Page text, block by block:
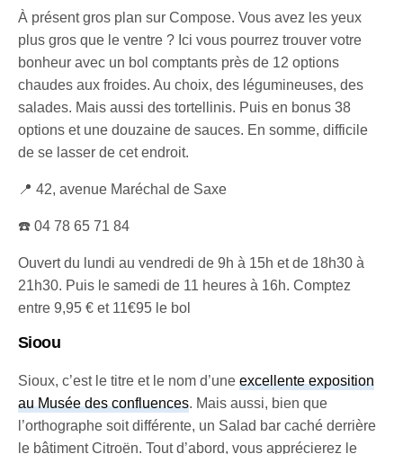
À présent gros plan sur Compose. Vous avez les yeux
plus gros que le ventre ? Ici vous pourrez trouver votre
bonheur avec un bol comptants près de 12 options
chaudes aux froides. Au choix, des légumineuses, des
salades. Mais aussi des tortellinis. Puis en bonus 38
options et une douzaine de sauces. En somme, difficile
de se lasser de cet endroit.
📍 42, avenue Maréchal de Saxe
☎️ 04 78 65 71 84
Ouvert du lundi au vendredi de 9h à 15h et de 18h30 à
21h30. Puis le samedi de 11 heures à 16h. Comptez
entre 9,95 € et 11€95 le bol
Sioou
Sioux, c’est le titre et le nom d’uneexcellente exposition
au Musée des confluences. Mais aussi, bien que
l’orthographe soit différente, un Salad bar caché derrière
le bâtiment Citroën. Tout d’abord, vous apprécierez le